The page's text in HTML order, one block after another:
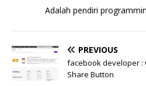
Adalah pendiri
PREVIOUS
facebook developer :
Share Button